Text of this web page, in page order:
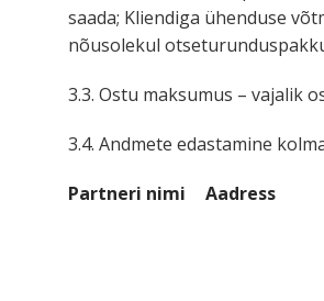
saada; Kliendiga ühenduse
nõusolekul
3.3. Ostu maksumus – vajalik
3.4. Andmete edastamine
Partneri nimi Aadress